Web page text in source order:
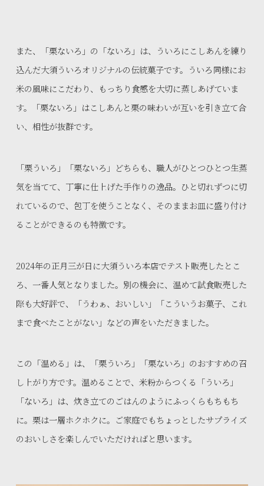
また、「栗ないろ」の「ないろ」は、ういろにこしあんを練り
込んだ大須ういろオリジナルの伝統菓子です。ういろ同様にお
米の風味にこだわり、もっちり食感を大切に蒸しあげていま
す。「栗ないろ」はこしあんと栗の味わいが互いを引き立て合
い、相性が抜群です。
「栗ういろ」「栗ないろ」どちらも、職人がひとつひとつ生蒸
気を当てて、丁寧に仕上げた手作りの逸品。ひと切れずつに切
れているので、包丁を使うことなく、そのままお皿に盛り付け
ることができるのも特徴です。
2024年の正月三が日に大須ういろ本店でテスト販売したとこ
ろ、一番人気となりました。別の機会に、温めて試食販売した
際も大好評で、「うわぁ、おいしい」「こういうお菓子、これ
まで食べたことがない」などの声をいただきました。
この「温める」は、「栗ういろ」「栗ないろ」のおすすめの召
し上がり方です。温めることで、米粉からつくる「ういろ」
「ないろ」は、炊き立てのごはんのようにふっくらもちもち
に。栗は一層ホクホクに。ご家庭でもちょっとしたサプライズ
のおいしさを楽しんでいただければと思います。